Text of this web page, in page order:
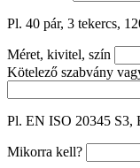
Pl. 40 pár, 3 tekercs,
Méret, kivitel, szín
Kötelező szabvány
Pl. EN ISO 20345 S3,
Mikorra kell?